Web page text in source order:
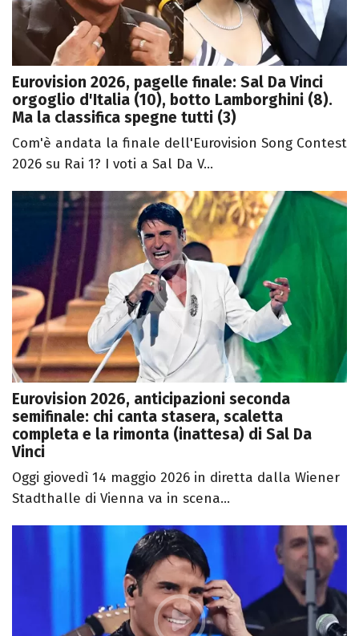
Eurovision 2026, pagelle finale: Sal Da Vinci
orgoglio d'Italia (10), botto Lamborghini (8).
Ma la classifica spegne tutti (3)
Com'è andata la finale dell'Eurovision Song Contest
2026 su Rai 1? I voti a Sal Da V...
Eurovision 2026, anticipazioni seconda
semifinale: chi canta stasera, scaletta
completa e la rimonta (inattesa) di Sal Da
Vinci
Oggi giovedì 14 maggio 2026 in diretta dalla Wiener
Stadthalle di Vienna va in scena...